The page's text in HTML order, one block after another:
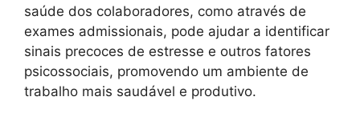
saúde dos colaboradores, como através de
exames admissionais, pode ajudar a identificar
sinais precoces de estresse e outros fatores
psicossociais, promovendo um ambiente de
trabalho mais saudável e produtivo.